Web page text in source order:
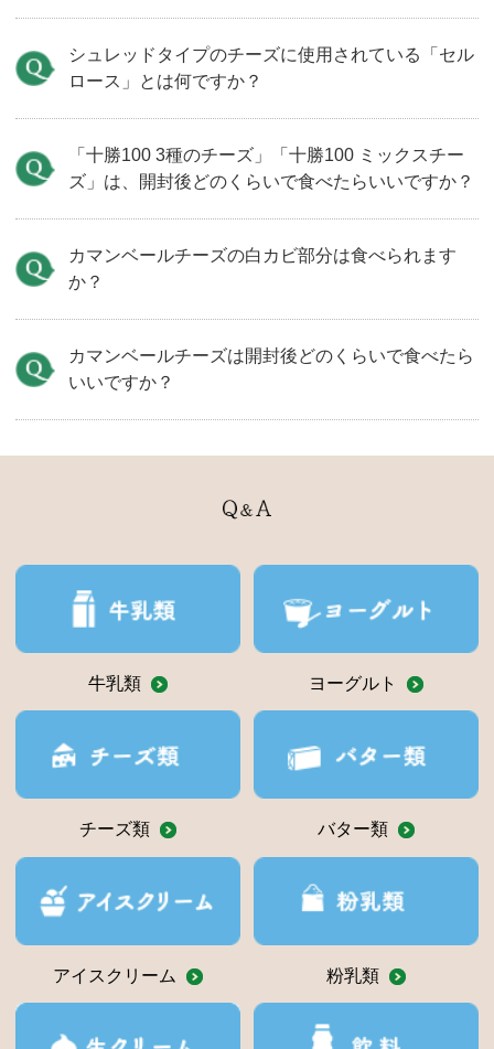
シュレッドタイプのチーズに使用されている「セル
ロース」とは何ですか？
「十勝100 3種のチーズ」「十勝100 ミックスチー
ズ」は、開封後どのくらいで食べたらいいですか？
カマンベールチーズの白カビ部分は食べられます
か？
カマンベールチーズは開封後どのくらいで食べたら
いいですか？
牛乳類 ヨーグルト
チーズ類 バター類
アイスクリーム 粉乳類